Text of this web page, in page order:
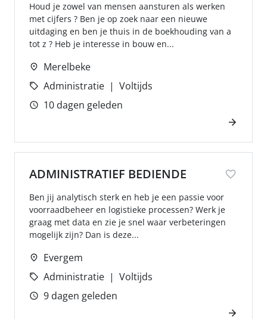
Houd je zowel van mensen aansturen als werken
met cijfers ? Ben je op zoek naar een nieuwe
uitdaging en ben je thuis in de boekhouding van a
tot z ? Heb je interesse in bouw en...
Merelbeke
Administratie
Voltijds
10 dagen geleden
ADMINISTRATIEF BEDIENDE
Ben jij analytisch sterk en heb je een passie voor
voorraadbeheer en logistieke processen? Werk je
graag met data en zie je snel waar verbeteringen
mogelijk zijn? Dan is deze...
Evergem
Administratie
Voltijds
9 dagen geleden